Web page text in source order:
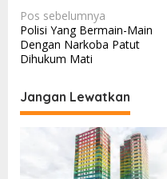
N
a
v
g
Pos sebelumnya
Polisi Yang Bermain-Main
Dengan Narkoba Patut
Dihukum Mati
Jangan Lewatkan